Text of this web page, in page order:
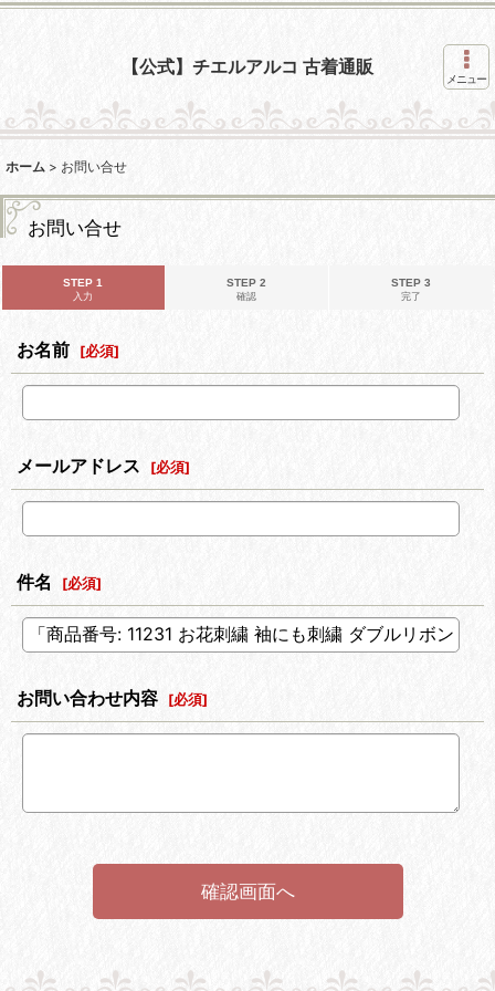
【公式】チエルアルコ 古着通販
メニュー
ホーム > お問い合せ
お問い合せ
STEP 1
入力
STEP 2
確認
STEP 3
完了
お名前 [必須]
メールアドレス [必須]
件名 [必須]
お問い合わせ内容 [必須]
確認画面へ